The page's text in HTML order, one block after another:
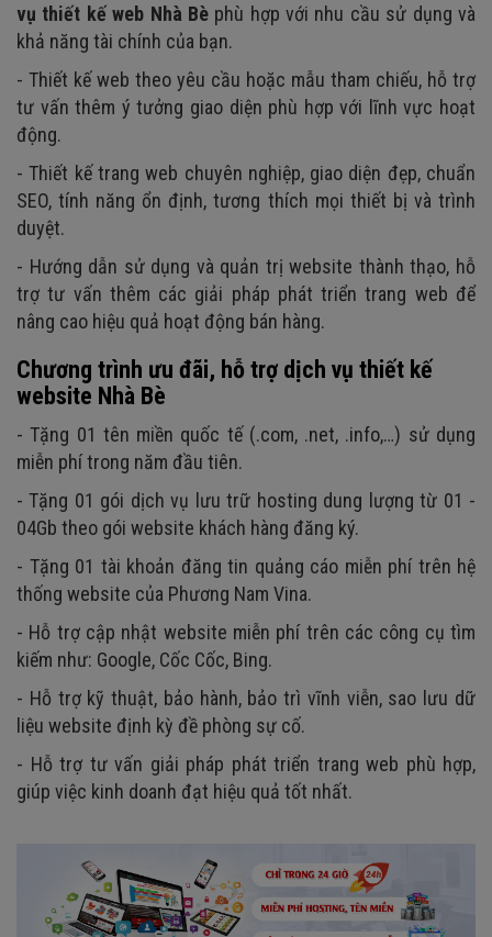
vụ thiết kế web Nhà Bèphù hợp với nhu cầu sử dụng và
khả năng tài chính của bạn.
- Thiết kế web theo yêu cầu hoặc mẫu tham chiếu, hỗ trợ
tư vấn thêm ý tưởng giao diện phù hợp với lĩnh vực hoạt
động.
- Thiết kế trang web chuyên nghiệp, giao diện đẹp, chuẩn
SEO, tính năng ổn định, tương thích mọi thiết bị và trình
duyệt.
- Hướng dẫn sử dụng và quản trị website thành thạo, hỗ
trợ tư vấn thêm các giải pháp phát triển trang web để
nâng cao hiệu quả hoạt động bán hàng.
Chương trình ưu đãi, hỗ trợ dịch vụ thiết kế
website Nhà Bè
- Tặng 01 tên miền quốc tế (.com, .net, .info,…) sử dụng
miễn phí trong năm đầu tiên.
- Tặng 01 gói dịch vụ lưu trữ hosting dung lượng từ 01 -
04Gb theo gói website khách hàng đăng ký.
- Tặng 01 tài khoản đăng tin quảng cáo miễn phí trên hệ
thống website của Phương Nam Vina.
- Hỗ trợ cập nhật website miễn phí trên các công cụ tìm
kiếm như: Google, Cốc Cốc, Bing.
- Hỗ trợ kỹ thuật, bảo hành, bảo trì vĩnh viễn, sao lưu dữ
liệu website định kỳ đề phòng sự cố.
- Hỗ trợ tư vấn giải pháp phát triển trang web phù hợp,
giúp việc kinh doanh đạt hiệu quả tốt nhất.